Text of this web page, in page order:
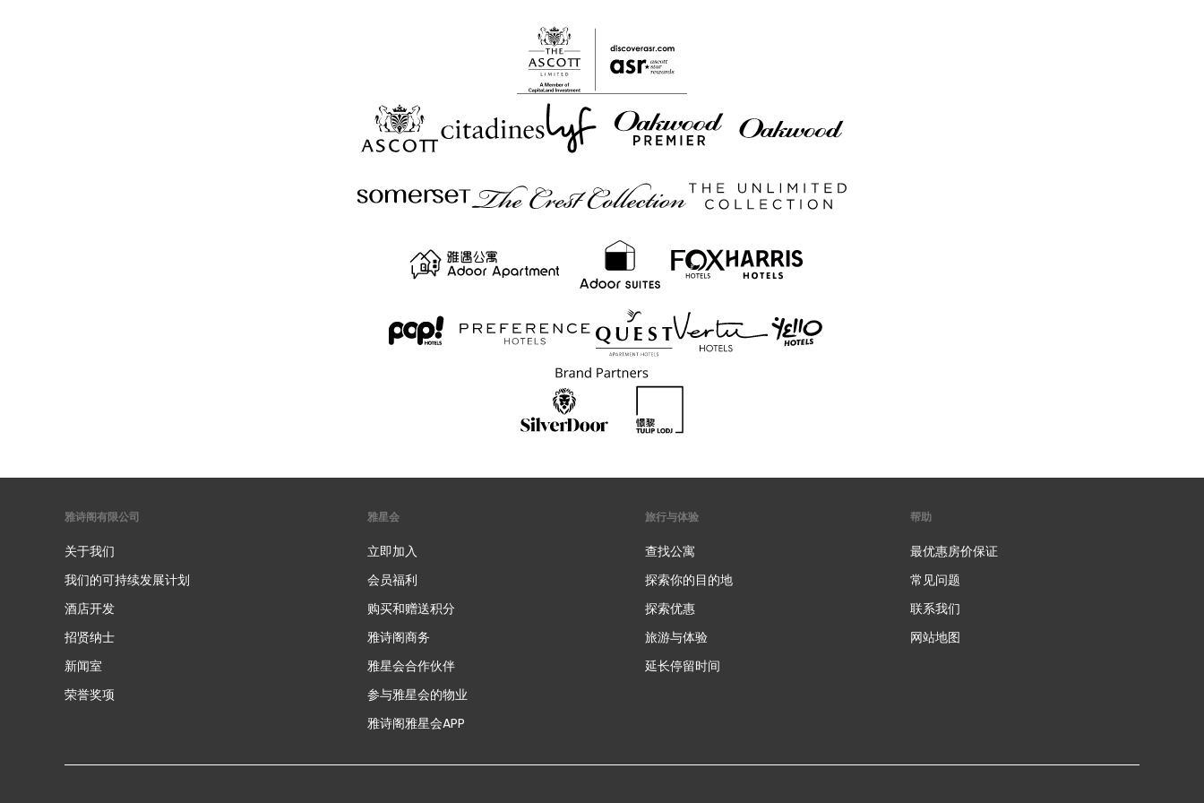
雅诗阁有限公司
关于我们
我们的可持续发展计划
酒店开发
招贤纳士
新闻室
荣誉奖项
雅星会
立即加入
会员福利
购买和赠送积分
雅诗阁商务
雅星会合作伙伴
参与雅星会的物业
雅诗阁雅星会APP
旅行与体验
查找公寓
探索你的目的地
探索优惠
旅游与体验
延长停留时间
帮助
最优惠房价保证
常见问题
联系我们
网站地图